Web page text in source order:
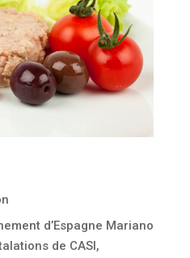
d’Espagne Mariano
de CASI,